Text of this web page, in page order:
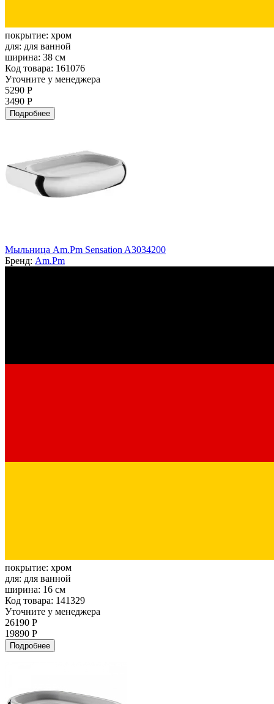
покрытие: хром
для: для ванной
ширина: 38 см
Код товара: 161076
Уточните у менеджера
5290 Р
3490 Р
Подробнее
Мыльница Am.Pm Sensation A3034200
Бренд: Am.Pm
покрытие: хром
для: для ванной
ширина: 16 см
Код товара: 141329
Уточните у менеджера
26190 Р
19890 Р
Подробнее